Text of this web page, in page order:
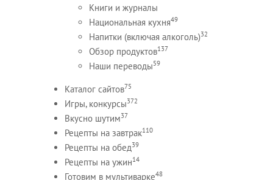
Книги и журналы
Национальная кухня49
Напитки (включая алкоголь)32
Обзор продуктов137
Наши переводы59
Каталог сайтов75
Игры, конкурсы372
Вкусно шутим37
Рецепты на завтрак110
Рецепты на обед39
Рецепты на ужин14
Готовим в мультиварке48